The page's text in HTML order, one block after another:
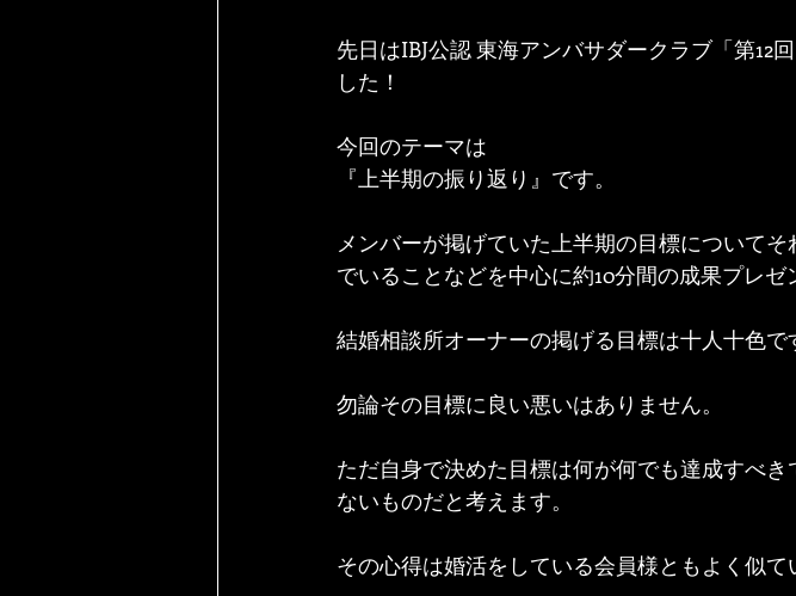
先日はIBJ公認 東海アンバサダークラブ「第12
した！
今回のテーマは
『上半期の振り返り』です。
メンバーが掲げていた上半期の目標について
でいることなどを中心に約10分間の成果プレゼ
結婚相談所オーナーの掲げる目標は十人十色で
勿論その目標に良い悪いはありません。
ただ自身で決めた目標は何が何でも達成すべ
ないものだと考えます。
その心得は婚活をしている会員様ともよく似て